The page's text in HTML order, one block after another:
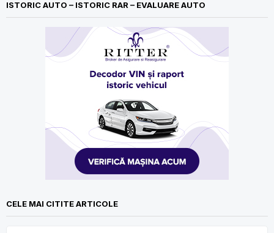
ISTORIC AUTO – ISTORIC RAR – EVALUARE AUTO
CELE MAI CITITE ARTICOLE